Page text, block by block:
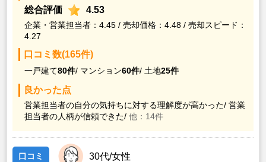
総合評価
4.53
企業・営業担当者：4.45 / 売却価格：4.48 / 売却スピード：
4.27
口コミ数(165件)
一戸建て80件/ マンション60件/ 土地25件
良かった点
営業担当者の自分の気持ちに対する理解度が高かった/ 営業
担当者の人柄が信頼できた/ 他：14件
口コミ 30代/女性